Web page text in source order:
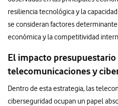
resiliencia tecnológica y la
se consideran factores
económica y la competitividad
El impacto
telecomunicaciones y
Dentro de esta estrategia, las
ciberseguridad ocupan un papel